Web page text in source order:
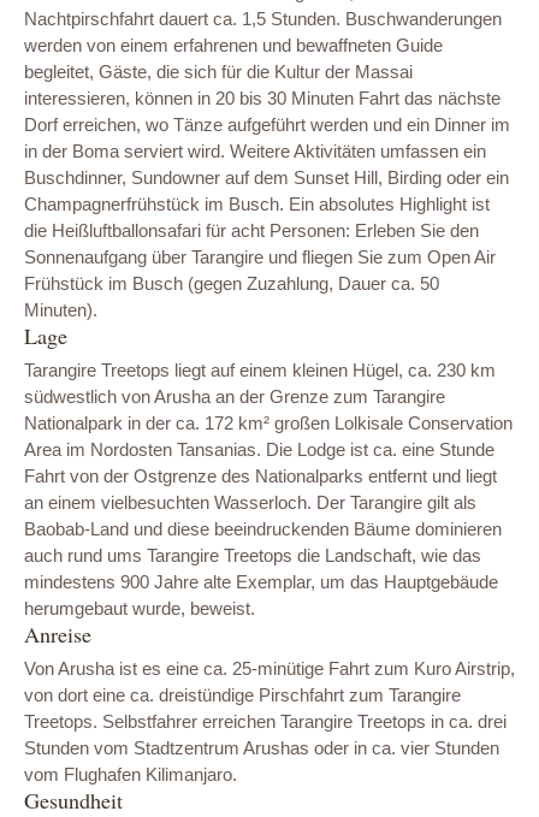
Nachtpirschfahrt dauert ca. 1,5 Stunden. Buschwanderungen
werden von einem erfahrenen und bewaffneten Guide
begleitet, Gäste, die sich für die Kultur der Massai
interessieren, können in 20 bis 30 Minuten Fahrt das nächste
Dorf erreichen, wo Tänze aufgeführt werden und ein Dinner im
in der Boma serviert wird. Weitere Aktivitäten umfassen ein
Buschdinner, Sundowner auf dem Sunset Hill, Birding oder ein
Champagnerfrühstück im Busch. Ein absolutes Highlight ist
die Heißluftballonsafari für acht Personen: Erleben Sie den
Sonnenaufgang über Tarangire und fliegen Sie zum Open Air
Frühstück im Busch (gegen Zuzahlung, Dauer ca. 50
Minuten).
Lage
Tarangire Treetops liegt auf einem kleinen Hügel, ca. 230 km
südwestlich von Arusha an der Grenze zum Tarangire
Nationalpark in der ca. 172 km² großen Lolkisale Conservation
Area im Nordosten Tansanias. Die Lodge ist ca. eine Stunde
Fahrt von der Ostgrenze des Nationalparks entfernt und liegt
an einem vielbesuchten Wasserloch. Der Tarangire gilt als
Baobab-Land und diese beeindruckenden Bäume dominieren
auch rund ums Tarangire Treetops die Landschaft, wie das
mindestens 900 Jahre alte Exemplar, um das Hauptgebäude
herumgebaut wurde, beweist.
Anreise
Von Arusha ist es eine ca. 25-minütige Fahrt zum Kuro Airstrip,
von dort eine ca. dreistündige Pirschfahrt zum Tarangire
Treetops. Selbstfahrer erreichen Tarangire Treetops in ca. drei
Stunden vom Stadtzentrum Arushas oder in ca. vier Stunden
vom Flughafen Kilimanjaro.
Gesundheit